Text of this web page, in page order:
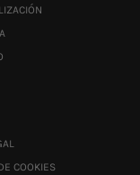
COOKIES